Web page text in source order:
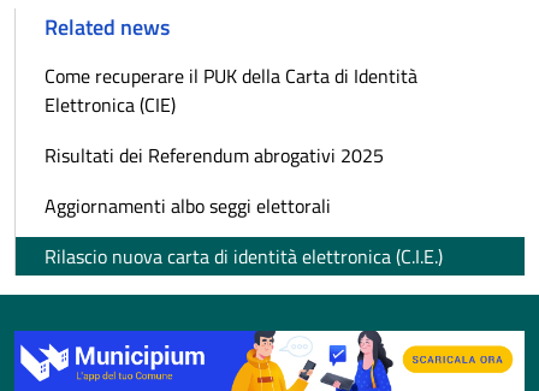
Related news
Come recuperare il PUK della Carta di Identità
Elettronica (CIE)
Risultati dei Referendum abrogativi 2025
Aggiornamenti albo seggi elettorali
Rilascio nuova carta di identità elettronica (C.I.E.)